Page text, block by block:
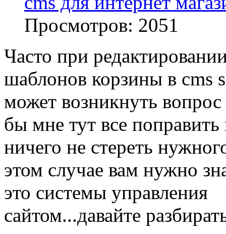
Просмотров: 2051
Часто при
шаблонов корзины в cms
может возникнуть
бы мне тут все
ничего не стереть
этом случае вам нужно
это системы управления
сайтом...давайте